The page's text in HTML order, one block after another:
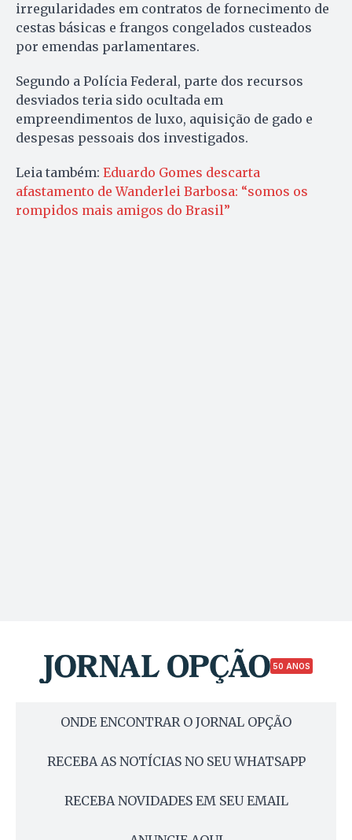
irregularidades em contratos de fornecimento de
cestas básicas e frangos congelados custeados
por emendas parlamentares.
Segundo a Polícia Federal, parte dos recursos
desviados teria sido ocultada em
empreendimentos de luxo, aquisição de gado e
despesas pessoais dos investigados.
Leia também: Eduardo Gomes descarta
afastamento de Wanderlei Barbosa: “somos os
rompidos mais amigos do Brasil”
50 ANOS
ONDE ENCONTRAR O JORNAL OPÇÃO
RECEBA AS NOTÍCIAS NO SEU WHATSAPP
RECEBA NOVIDADES EM SEU EMAIL